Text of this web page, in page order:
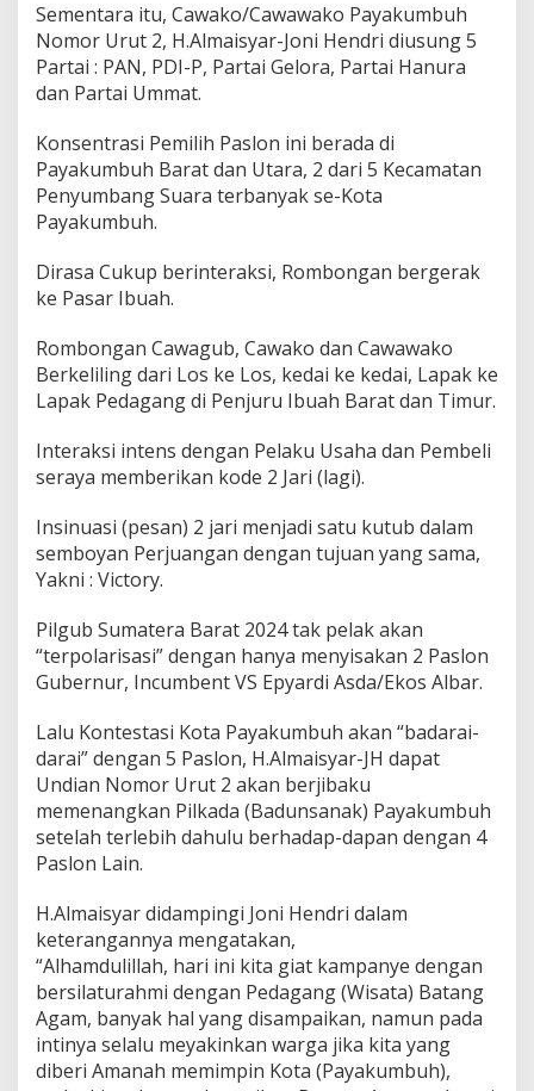
y
a
k
u
h
A
y
-
J
o
i
H
e
d
r
l
u
s
u
a
K
e
P
a
I
b
u
h
Sementara itu, Cawako/Cawawako Payakumbuh
Nomor Urut 2, H.Almaisyar-Joni Hendri diusung 5
Partai : PAN, PDI-P, Partai Gelora, Partai Hanura
dan Partai Ummat.
Konsentrasi Pemilih Paslon ini berada di
Payakumbuh Barat dan Utara, 2 dari 5 Kecamatan
Penyumbang Suara terbanyak se-Kota
Payakumbuh.
Dirasa Cukup berinteraksi, Rombongan bergerak
ke Pasar Ibuah.
Rombongan Cawagub, Cawako dan Cawawako
Berkeliling dari Los ke Los, kedai ke kedai, Lapak ke
Lapak Pedagang di Penjuru Ibuah Barat dan Timur.
Interaksi intens dengan Pelaku Usaha dan Pembeli
seraya memberikan kode 2 Jari (lagi).
Insinuasi (pesan) 2 jari menjadi satu kutub dalam
semboyan Perjuangan dengan tujuan yang sama,
Yakni : Victory.
Pilgub Sumatera Barat 2024 tak pelak akan
“terpolarisasi” dengan hanya menyisakan 2 Paslon
Gubernur, Incumbent VS Epyardi Asda/Ekos Albar.
Lalu Kontestasi Kota Payakumbuh akan “badarai-
darai” dengan 5 Paslon, H.Almaisyar-JH dapat
Undian Nomor Urut 2 akan berjibaku
memenangkan Pilkada (Badunsanak) Payakumbuh
setelah terlebih dahulu berhadap-dapan dengan 4
Paslon Lain.
H.Almaisyar didampingi Joni Hendri dalam
keterangannya mengatakan,
“Alhamdulillah, hari ini kita giat kampanye dengan
bersilaturahmi dengan Pedagang (Wisata) Batang
Agam, banyak hal yang disampaikan, namun pada
intinya selalu meyakinkan warga jika kita yang
diberi Amanah memimpin Kota (Payakumbuh),